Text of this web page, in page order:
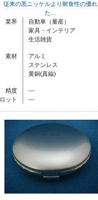
従来の黒ニッケルより耐食性の優れ
た…
業界
自動車（量産）
家具・インテリア
生活雑貨
素材
アルミ
ステンレス
黄銅(真鍮)
精度
---
ロット
---